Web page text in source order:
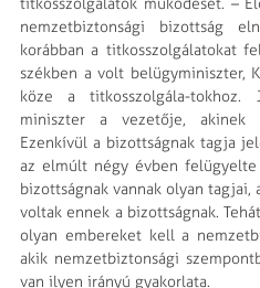
nemzetbiztonsági bizottság
korábban a titkosszolgálatokat
székben a volt belügyminiszter,
köze a titkosszolgála-
miniszter a vezetője, akinek
Ezenkívül a bizottságnak tagja
az elmúlt négy évben
bizottságnak vannak olyan
voltak ennek a bizottságnak.
olyan embereket kell a
akik nemzetbiztonsági
van ilyen irányú gyakorlata.